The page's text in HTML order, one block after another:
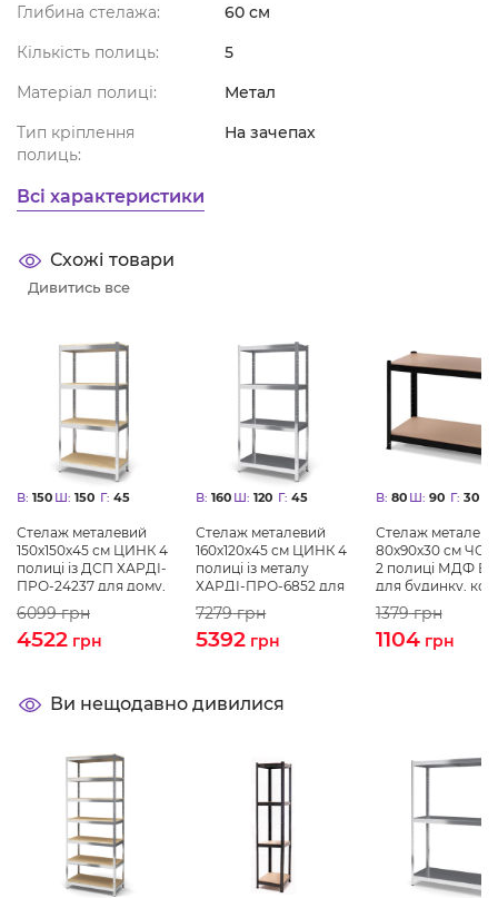
Глибина стелажа:
60 см
Кількість полиць:
5
Матеріал полиці:
Метал
Тип кріплення
полиць:
На зачепах
Всі характеристики
Схожі товари
Дивитись все
В: 150 Ш: 150 Г: 45
Стелаж металевий
150х150х45 см ЦИНК 4
полиці із ДСП ХАРДІ-
ПРО-24237 для дому,
магазину, складу
6099грн
4522 грн
В: 160 Ш: 120 Г: 45
Стелаж металевий
160х120х45 см ЦИНК 4
полиці із металу
ХАРДІ-ПРО-6852 для
дому, магазину,
складу
7279грн
5392 грн
В: 80 Ш: 90 Г: 30
Стелаж
80х90х30 см
2 полиці МДФ
для будинку,
на балкон
1379грн
1104грн
Ви нещодавно дивилися